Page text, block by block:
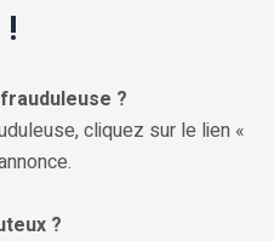
?
cliquez sur le lien «
?